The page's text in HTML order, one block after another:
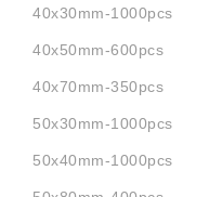
40x30mm-1000pcs
40x50mm-600pcs
40x70mm-350pcs
50x30mm-1000pcs
50x40mm-1000pcs